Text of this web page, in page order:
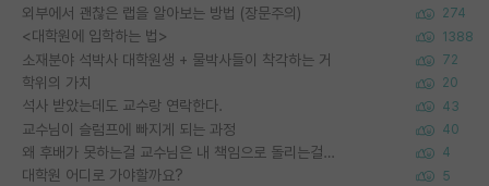
외부에서 괜찮은 랩을 알아보는 방법 (장문주의) 274
<대학원에 입학하는 법> 1388
소재분야 석박사 대학원생 + 물박사들이 착각하는 거 72
학위의 가치 20
석사 받았는데도 교수랑 연락한다. 43
교수님이 슬럼프에 빠지게 되는 과정 40
왜 후배가 못하는걸 교수님은 내 책임으로 돌리는걸까요? 4
대학원 어디로 가야할까요? 5